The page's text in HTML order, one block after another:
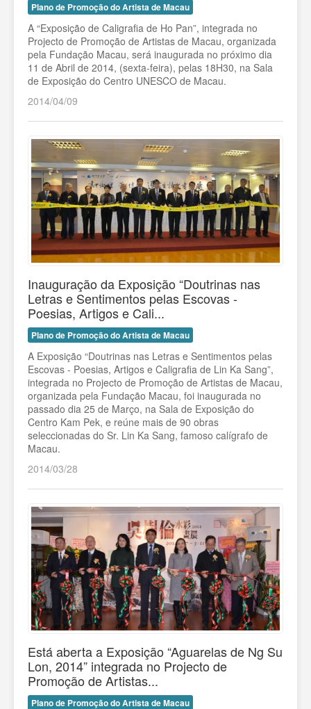
Plano de Promoção do Artista de Macau
A “Exposição de Caligrafia de Ho Pan”, integrada no
Projecto de Promoção de Artistas de Macau, organizada
pela Fundação Macau, será inaugurada no próximo dia
11 de Abril de 2014, (sexta-feira), pelas 18H30, na Sala
de Exposição do Centro UNESCO de Macau.
2014/04/09
Inauguração da Exposição “Doutrinas nas
Letras e Sentimentos pelas Escovas -
Poesias, Artigos e Cali...
Plano de Promoção do Artista de Macau
A Exposição “Doutrinas nas Letras e Sentimentos pelas
Escovas - Poesias, Artigos e Caligrafia de Lin Ka Sang”,
integrada no Projecto de Promoção de Artistas de Macau,
organizada pela Fundação Macau, foi inaugurada no
passado dia 25 de Março, na Sala de Exposição do
Centro Kam Pek, e reúne mais de 90 obras
seleccionadas do Sr. Lin Ka Sang, famoso calígrafo de
Macau.
2014/03/28
Está aberta a Exposição “Aguarelas de Ng Su
Lon, 2014” integrada no Projecto de
Promoção de Artistas...
Plano de Promoção do Artista de Macau